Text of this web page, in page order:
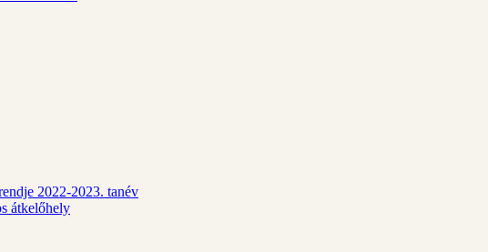
2022-2023. tanév
átkelőhely